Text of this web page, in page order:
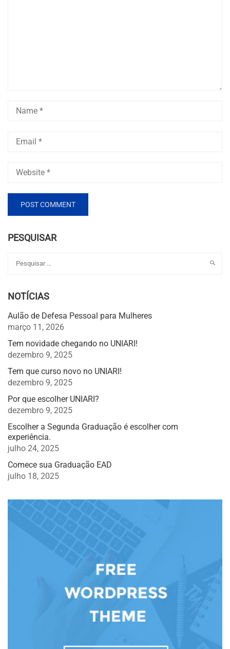
PESQUISAR
NOTÍCIAS
Aulão de Defesa Pessoal para Mulheres
março 11, 2026
Tem novidade chegando no UNIARI!
dezembro 9, 2025
Tem que curso novo no UNIARI!
dezembro 9, 2025
Por que escolher UNIARI?
dezembro 9, 2025
Escolher a Segunda Graduação é escolher com
experiência.
julho 24, 2025
Comece sua Graduação EAD
julho 18, 2025